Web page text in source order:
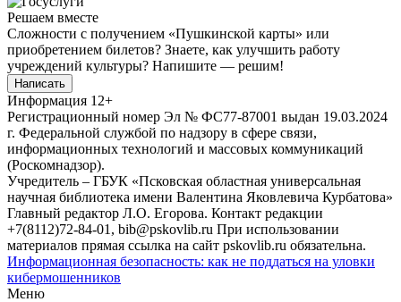
Решаем вместе
Сложности с получением «Пушкинской карты» или
приобретением билетов? Знаете, как улучшить работу
учреждений культуры? Напишите — решим!
Написать
Информация 12+
Регистрационный номер Эл № ФС77-87001 выдан 19.03.2024
г. Федеральной службой по надзору в сфере связи,
информационных технологий и массовых коммуникаций
(Роскомнадзор).
Учредитель – ГБУК «Псковская областная универсальная
научная библиотека имени Валентина Яковлевича Курбатова»
Главный редактор Л.О. Егорова. Контакт редакции
+7(8112)72-84-01, bib@pskovlib.ru При использовании
материалов прямая ссылка на сайт pskovlib.ru обязательна.
Информационная безопасность: как не поддаться на уловки
кибермошенников
Меню